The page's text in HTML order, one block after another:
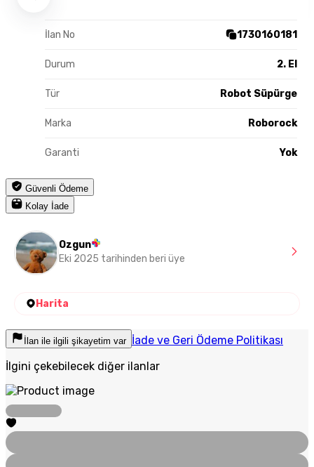
İlan No 1730160181
Durum 2. El
Tür Robot Süpürge
Marka Roborock
Garanti Yok
Güvenli Ödeme
Kolay İade
Ozgun
Eki 2025 tarihinden beri üye
Harita
İlan ile ilgili şikayetim var İade ve Geri Ödeme Politikası
İlgini çekebilecek diğer ilanlar